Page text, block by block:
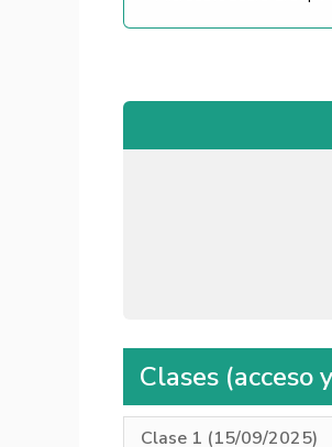
Clases (acceso
Clase 1 (15/09/2025)